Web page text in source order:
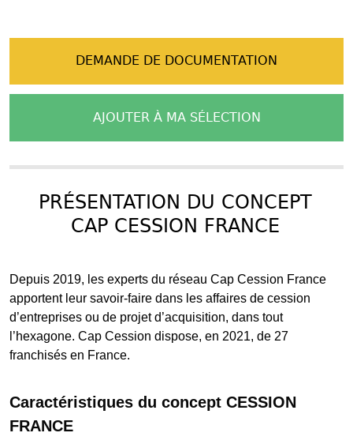
DEMANDE DE DOCUMENTATION
AJOUTER À MA SÉLECTION
PRÉSENTATION DU CONCEPT
CAP CESSION FRANCE
Depuis 2019, les experts du réseau Cap Cession France
apportent leur savoir-faire dans les affaires de cession
d’entreprises ou de projet d’acquisition, dans tout
l’hexagone. Cap Cession dispose, en 2021, de 27
franchisés en France.
Caractéristiques du concept CESSION
FRANCE